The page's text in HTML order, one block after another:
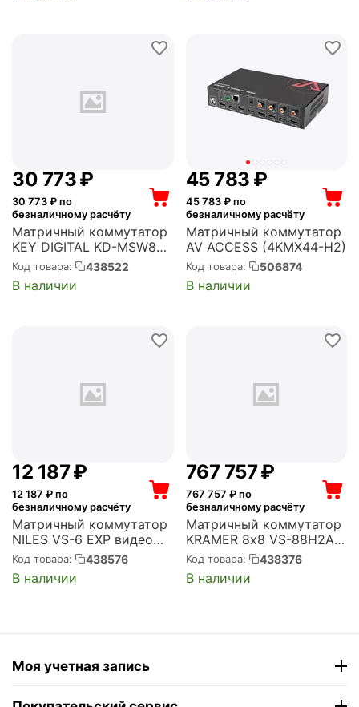
30 773₽
30 773 ₽ по
безналичному расчёту
Матричный коммутатор
KEY DIGITAL KD-MSW8x4
видео/аудио KD-
MSW8x4 (8 источников
4 зоны) (16011700)
Код товара: 438522
В наличии
45 783 ₽
45 783₽ по
безналичному расчёту
Матричный коммутатор
AV ACCESS (4KMX44-H2)
Код товара: 506874
В наличии
12 187₽
12 187 ₽ по
безналичному расчёту
Матричный коммутатор
NILES VS-6 EXP видео
VS-6 EXP (FG01429)
Код товара: 438576
В наличии
767 757₽
767 757 ₽ по
безналичному расчёту
Матричный коммутатор
KRAMER 8х8 VS-88H2A
(20-08800230)
Код товара: 438376
В наличии
Моя учетная запись